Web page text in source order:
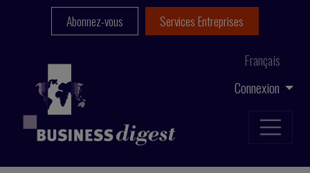
Connexion
Français
Abonnez-vous Services Entreprises